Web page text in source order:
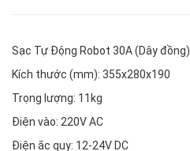
Sạc Tự Động Robot 30A (Dây đồng)
Kích thước (mm): 355x280x190
Trọng lượng: 11kg
Điện vào: 220V AC
Điện ắc quy: 12-24V DC